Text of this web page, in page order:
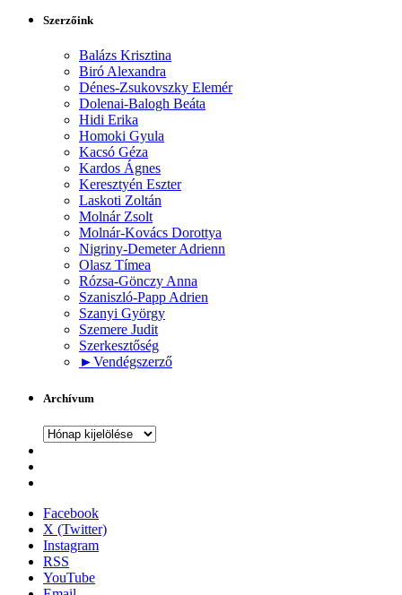
Szerzőink
Balázs Krisztina
Biró Alexandra
Dénes-Zsukovszky Elemér
Dolenai-Balogh Beáta
Hidi Erika
Homoki Gyula
Kacsó Géza
Kardos Ágnes
Keresztyén Eszter
Laskoti Zoltán
Molnár Zsolt
Molnár-Kovács Dorottya
Nigriny-Demeter Adrienn
Olasz Tímea
Rózsa-Gönczy Anna
Szaniszló-Papp Adrien
Szanyi György
Szemere Judit
Szerkesztőség
►Vendégszerző
Archívum
Archívum
Facebook
X (Twitter)
Instagram
RSS
YouTube